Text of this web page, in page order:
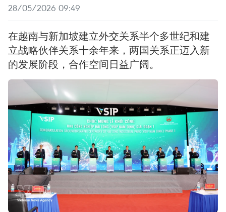
28/05/2026 09:49
在越南与新加坡建立外交关系半个多世纪和建
立战略伙伴关系十余年来，两国关系正迈入新
的发展阶段，合作空间日益广阔。